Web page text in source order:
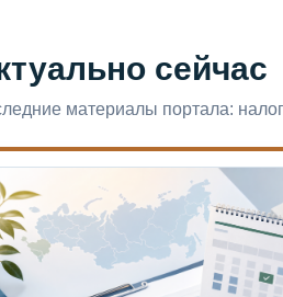
сейчас
материалы портала: